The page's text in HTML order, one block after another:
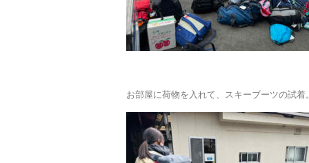
お部屋に荷物を入れて、スキーブーツの試着